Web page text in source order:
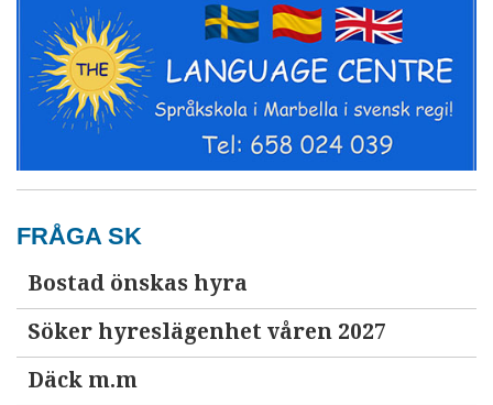
FRÅGA SK
Bostad önskas hyra
Söker hyreslägenhet våren 2027
Däck m.m